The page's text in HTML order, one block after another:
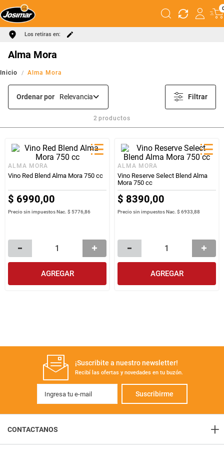
Los retiras en:
Alma Mora
Alma Mora
Ordenar por Relevancia Filtrar
2 productos
ALMA MORA
Vino Red Blend Alma Mora 750 cc
$ 6990,00
Precio sin impuestos Nac.$ 5776,86
AGREGAR
ALMA MORA
Vino Reserve Select Blend Alma
Mora 750 cc
$ 8390,00
Precio sin impuestos Nac.$ 6933,88
AGREGAR
¡Suscribite a nuestro newsletter!
Recibí las ofertas y novedades en tu buzón.
Suscribirme
CONTACTANOS +